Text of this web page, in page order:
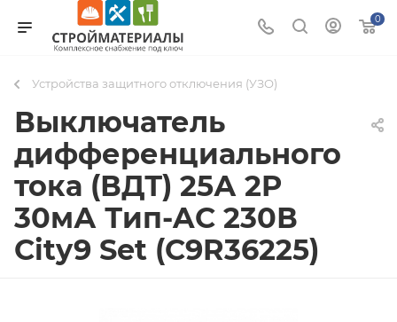
0
Устройства защитного отключения (УЗО)
Выключатель
дифференциального
тока (ВДТ) 25А 2P
30мА Тип-AC 230В
City9 Set (C9R36225)